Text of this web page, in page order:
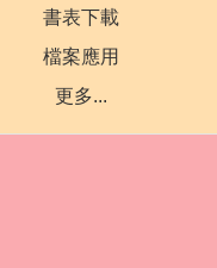
書表下載
檔案應用
更多...